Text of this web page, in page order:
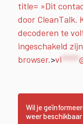
title= »Dit
door CleanTalk.
decoderen te
ingeschakeld
browser.>vi *****
Wil je
weer beschikbaar